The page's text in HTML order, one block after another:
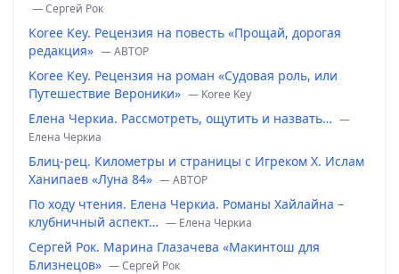
— Сергей Рок
Koree Key. Рецензия на повесть «Прощай, дорогая
редакция» — ABTOP
Koree Key. Рецензия на роман «Судовая роль, или
Путешествие Вероники» — Koree Key
Елена Черкиа. Рассмотреть, ощутить и назвать… —
Елена Черкиа
Блиц-рец. Километры и страницы с Игреком Х. Ислам
Ханипаев «Луна 84» — ABTOP
По ходу чтения. Елена Черкиа. Романы Хайлайна –
клубничный аспект… — Елена Черкиа
Сергей Рок. Марина Глазачева «Макинтош для
Близнецов» — Сергей Рок